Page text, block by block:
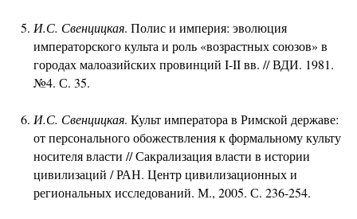
И.С. Свенцицкая. Полис и империя: эволюция
императорского культа и роль «возрастных союзов» в
городах малоазийских провинций I-II вв. // ВДИ. 1981.
№4. С. 35.
И.С. Свенцицкая. Культ императора в Римской державе:
от персонального обожествления к формальному культу
носителя власти // Сакрализация власти в истории
цивилизаций / РАН. Центр цивилизационных и
региональных исследований. М., 2005. С. 236-254.